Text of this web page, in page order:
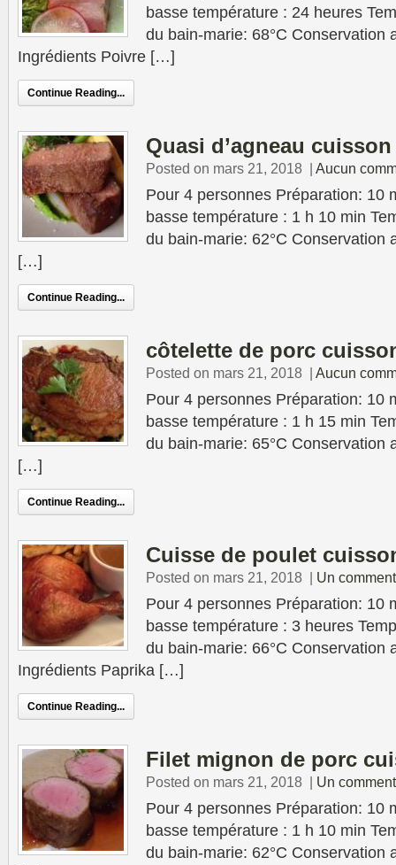
basse température : 24 heures
du bain-marie: 68°C Conservation
Ingrédients Poivre […]
Continue Reading...
Quasi d’agneau
Posted on mars 21, 2018 | Aucun
Pour 4 personnes Préparation: 10
basse température : 1 h 10 min
du bain-marie: 62°C Conservation
[…]
Continue Reading...
côtelette de porc
Posted on mars 21, 2018 | Aucun
Pour 4 personnes Préparation: 10
basse température : 1 h 15 min
du bain-marie: 65°C Conservation
[…]
Continue Reading...
Cuisse de poulet
Posted on mars 21, 2018 | Un
Pour 4 personnes Préparation: 10
basse température : 3 heures
du bain-marie: 66°C Conservation
Ingrédients Paprika […]
Continue Reading...
Filet mignon de porc
Posted on mars 21, 2018 | Un
Pour 4 personnes Préparation: 10
basse température : 1 h 10 min
du bain-marie: 62°C Conservation